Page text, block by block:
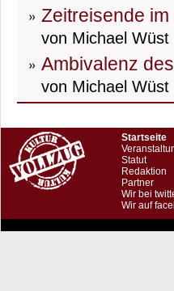
Zeitreisende im
von Michael
Ambivalenz
von Michael
Startseite
Statut
Redaktion
Partner
Wir bei
Wir auf